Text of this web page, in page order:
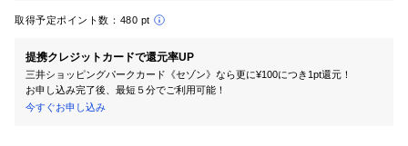
取得予定ポイント数： 480 pt
提携クレジットカードで還元率UP
三井ショッピングパークカード《セゾン》なら更に¥100につき1pt還元！
お申し込み完了後、最短５分でご利用可能！
今すぐお申し込み